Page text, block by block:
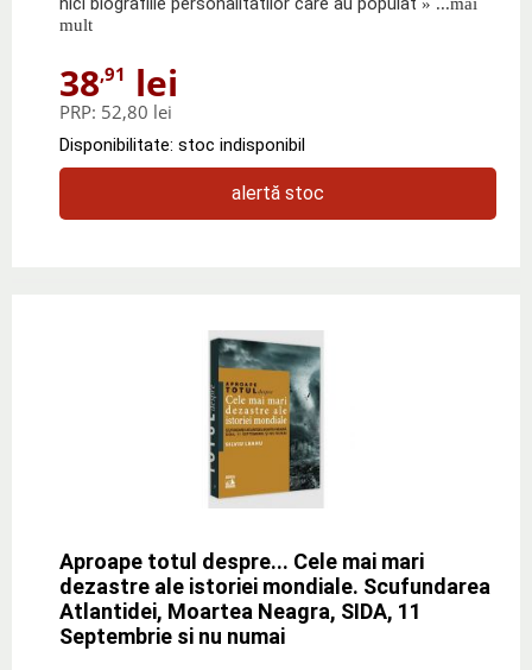
mult
38,91 lei
PRP: 52,80 lei
Disponibilitate: stoc indisponibil
alertă stoc
Aproape totul despre... Cele mai mari
dezastre ale istoriei mondiale. Scufundarea
Atlantidei, Moartea Neagra, SIDA, 11
Septembrie si nu numai